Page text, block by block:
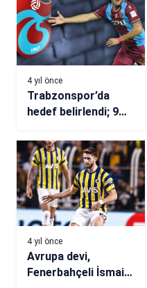
4 yıl önce
Trabzonspor’da
hedef belirlendi; 9
4 yıl önce
Avrupa devi,
Fenerbahçeli İsmail